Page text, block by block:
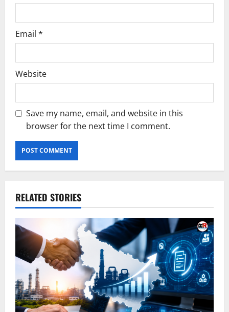
Email *
Website
Save my name, email, and website in this
browser for the next time I comment.
RELATED STORIES